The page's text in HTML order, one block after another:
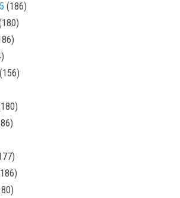
(186)
(156)